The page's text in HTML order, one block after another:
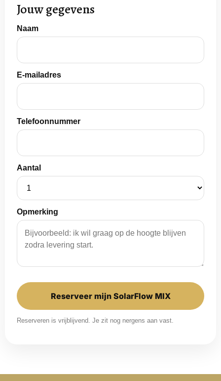
Jouw gegevens
Naam
E-mailadres
Telefoonnummer
Aantal
Opmerking
Reserveer mijn SolarFlow MIX
Reserveren is vrijblijvend. Je zit nog nergens aan vast.